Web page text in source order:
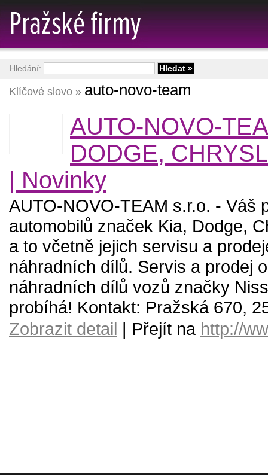
Klíčové slovo » auto-novo-team
AUTO-NOVO-
DODGE,
| Novinky
AUTO-NOVO-TEAM s.r.o. - Váš
automobilů značek Kia, Dodge,
a to včetně jejich servisu a
náhradních dílů. Servis a prodej
náhradních dílů vozů značky
probíhá! Kontakt: Pražská 670,
Zobrazit detail | Přejít na http://
Hledání: